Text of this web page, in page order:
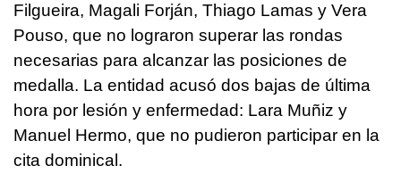
Filgueira, Magali Forján, Thiago Lamas y Vera
Pouso, que no lograron superar las rondas
necesarias para alcanzar las posiciones de
medalla. La entidad acusó dos bajas de última
hora por lesión y enfermedad: Lara Muñiz y
Manuel Hermo, que no pudieron participar en la
cita dominical.